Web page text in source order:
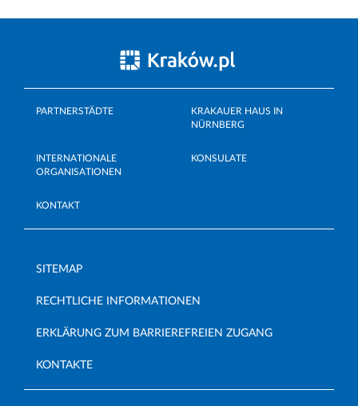
PARTNERSTÄDTE
KRAKAUER HAUS IN
NÜRNBERG
INTERNATIONALE
ORGANISATIONEN
KONSULATE
KONTAKT
SITEMAP
RECHTLICHE INFORMATIONEN
ERKLÄRUNG ZUM BARRIEREFREIEN ZUGANG
KONTAKTE